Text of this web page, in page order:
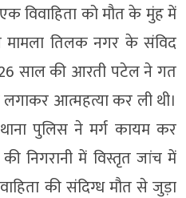
विवाहिता को मौत के मुंह में
तिलक नगर के संविद
साल की आरती पटेल ने गत
आत्महत्या कर ली थी।
पुलिस ने मर्ग कायम कर
की निगरानी में विस्तृत जांच में
की संदिग्ध मौत से जुड़ा